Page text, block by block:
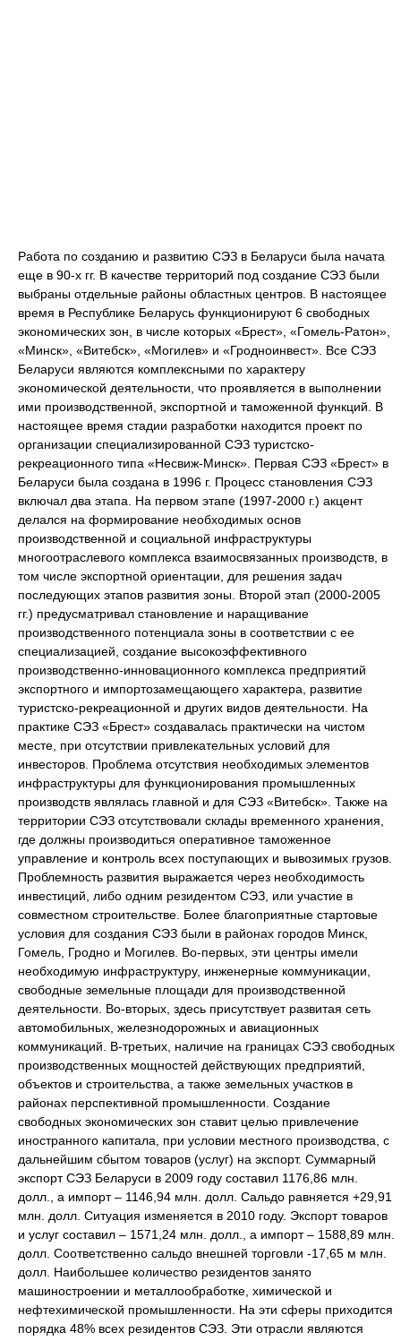
Работа по созданию и развитию СЭЗ в Беларуси была начата
еще в 90-х гг. В качестве территорий под создание СЭЗ были
выбраны отдельные районы областных центров. В настоящее
время в Республике Беларусь функционируют 6 свободных
экономических зон, в числе которых «Брест», «Гомель-Ратон»,
«Минск», «Витебск», «Могилев» и «Гродноинвест». Все СЭЗ
Беларуси являются комплексными по характеру
экономической деятельности, что проявляется в выполнении
ими производственной, экспортной и таможенной функций. В
настоящее время стадии разработки находится проект по
организации специализированной СЭЗ туристско-
рекреационного типа «Несвиж-Минск». Первая СЭЗ «Брест» в
Беларуси была создана в 1996 г. Процесс становления СЭЗ
включал два этапа. На первом этапе (1997-2000 г.) акцент
делался на формирование необходимых основ
производственной и социальной инфраструктуры
многоотраслевого комплекса взаимосвязанных производств, в
том числе экспортной ориентации, для решения задач
последующих этапов развития зоны. Второй этап (2000-2005
гг.) предусматривал становление и наращивание
производственного потенциала зоны в соответствии с ее
специализацией, создание высокоэффективного
производственно-инновационного комплекса предприятий
экспортного и импортозамещающего характера, развитие
туристско-рекреационной и других видов деятельности. На
практике СЭЗ «Брест» создавалась практически на чистом
месте, при отсутствии привлекательных условий для
инвесторов. Проблема отсутствия необходимых элементов
инфраструктуры для функционирования промышленных
производств являлась главной и для СЭЗ «Витебск». Также на
территории СЭЗ отсутствовали склады временного хранения,
где должны производиться оперативное таможенное
управление и контроль всех поступающих и вывозимых грузов.
Проблемность развития выражается через необходимость
инвестиций, либо одним резидентом СЭЗ, или участие в
совместном строительстве. Более благоприятные стартовые
условия для создания СЭЗ были в районах городов Минск,
Гомель, Гродно и Могилев. Во-первых, эти центры имели
необходимую инфраструктуру, инженерные коммуникации,
свободные земельные площади для производственной
деятельности. Во-вторых, здесь присутствует развитая сеть
автомобильных, железнодорожных и авиационных
коммуникаций. В-третьих, наличие на границах СЭЗ свободных
производственных мощностей действующих предприятий,
объектов и строительства, а также земельных участков в
районах перспективной промышленности. Создание
свободных экономических зон ставит целью привлечение
иностранного капитала, при условии местного производства, с
дальнейшим сбытом товаров (услуг) на экспорт. Суммарный
экспорт СЭЗ Беларуси в 2009 году составил 1176,86 млн.
долл., а импорт – 1146,94 млн. долл. Сальдо равняется +29,91
млн. долл. Ситуация изменяется в 2010 году. Экспорт товаров
и услуг составил – 1571,24 млн. долл., а импорт – 1588,89 млн.
долл. Соответственно сальдо внешней торговли -17,65 м млн.
долл. Наибольшее количество резидентов занято
машиностроении и металлообработке, химической и
нефтехимической промышленности. На эти сферы приходится
порядка 48% всех резидентов СЭЗ. Эти отрасли являются